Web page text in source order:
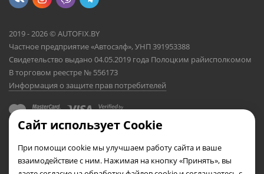
2019 - 2026 © AUTOFIX.BY
Частное предприятие «Автосэлф», УНП 391953388
Свидетельство выдано 04.05.2019 года Полоцким райисполкомом
В торговом реестре № 556173
Информация о защите прав потребителей
Сайт использует Cookie
При помощи cookie мы улучшаем работу сайта и ваше
взаимодействие с ним. Нажимая на кнопку «Принять», вы